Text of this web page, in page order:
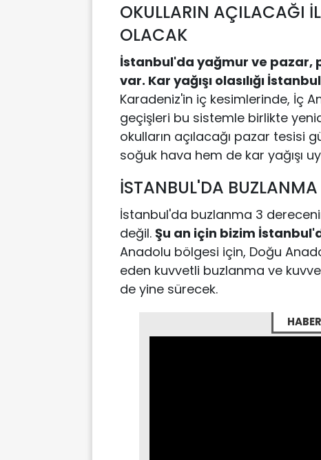
OKULLARIN AÇILACAĞI
OLACAK
İstanbul'da yağmur ve pazar,
var. Kar yağışı olasılığı
Karadeniz'in iç kesimlerinde, İç
geçişleri bu sistemle birlikte
okulların açılacağı pazar tesisi
soğuk hava hem de kar yağışı
İSTANBUL'DA
İstanbul'da buzlanma 3
değil. Şu an için bizim
Anadolu bölgesi için, Doğu
eden kuvvetli buzlanma ve
de yine sürecek.